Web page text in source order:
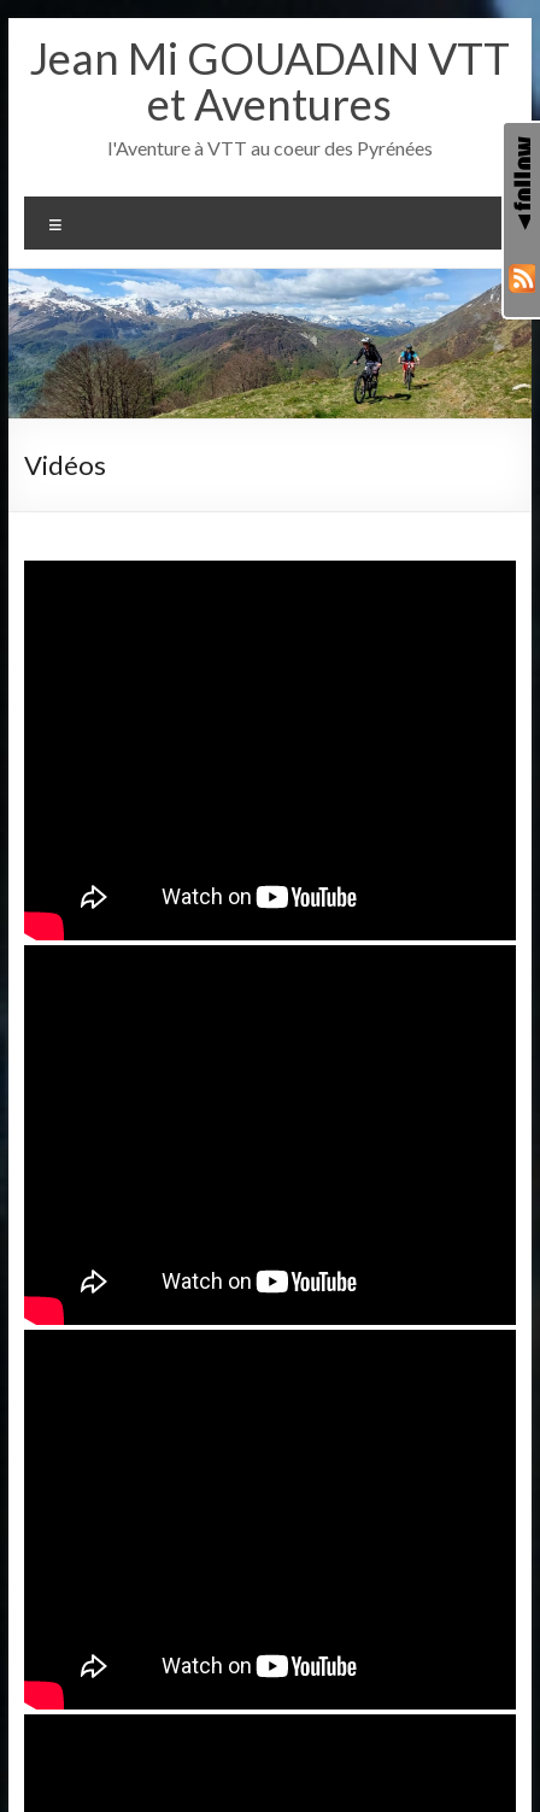
contenu
Jean Mi GOUADAIN VTT
et Aventures
l'Aventure à VTT au coeur des Pyrénées
Vidéos